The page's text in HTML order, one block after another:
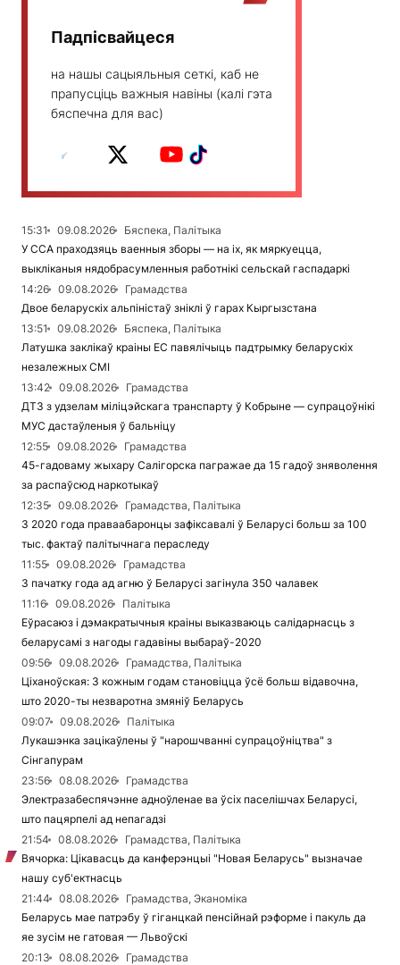
Падпісвайцеся
на нашы сацыяльныя сеткі, каб не
прапусціць важныя навіны (калі гэта
бяспечна для вас)
15:31 09.08.2026
Бяспека, Палітыка
У ССА праходзяць ваенныя зборы — на іх, як мяркуецца,
выкліканыя нядобрасумленныя работнікі сельскай гаспадаркі
14:26
09.08.2026
Грамадства
Двое беларускіх альпіністаў зніклі ў гарах Кыргызстана
13:51
09.08.2026
Бяспека, Палітыка
Латушка заклікаў краіны ЕС павялічыць падтрымку беларускіх
незалежных СМІ
13:42
09.08.2026
Грамадства
ДТЗ з удзелам міліцэйскага транспарту ў Кобрыне — супрацоўнікі
МУС дастаўленыя ў бальніцу
12:55
09.08.2026
Грамадства
45-гадоваму жыхару Салігорска пагражае да 15 гадоў зняволення
за распаўсюд наркотыкаў
12:35
09.08.2026
Грамадства, Палітыка
З 2020 года праваабаронцы зафіксавалі ў Беларусі больш за 100
тыс. фактаў палітычнага пераследу
11:55
09.08.2026
Грамадства
З пачатку года ад агню ў Беларусі загінула 350 чалавек
11:16
09.08.2026
Палітыка
Еўрасаюз і дэмакратычныя краіны выказваюць салідарнасць з
беларусамі з нагоды гадавіны выбараў-2020
09:56
09.08.2026
Грамадства, Палітыка
Ціханоўская: З кожным годам становіцца ўсё больш відавочна,
што 2020-ты незваротна змяніў Беларусь
09:07
09.08.2026
Палітыка
Лукашэнка зацікаўлены ў "нарошчванні супрацоўніцтва" з
Сінгапурам
23:56
08.08.2026
Грамадства
Электразабеспячэнне адноўленае ва ўсіх паселішчах Беларусі,
што пацярпелі ад непагадзі
21:54
08.08.2026
Грамадства, Палітыка
Вячорка: Цікавасць да канферэнцыі "Новая Беларусь" вызначае
нашу суб'ектнасць
21:44
08.08.2026
Грамадства, Эканоміка
Беларусь мае патрэбу ў гіганцкай пенсійнай рэформе і пакуль да
яе зусім не гатовая — Львоўскі
20:13
08.08.2026
Грамадства